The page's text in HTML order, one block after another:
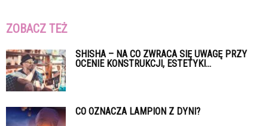
ZOBACZ TEŻ
SHISHA – NA CO ZWRACA SIĘ UWAGĘ PRZY
OCENIE KONSTRUKCJI, ESTETYKI...
CO OZNACZA LAMPION Z DYNI?